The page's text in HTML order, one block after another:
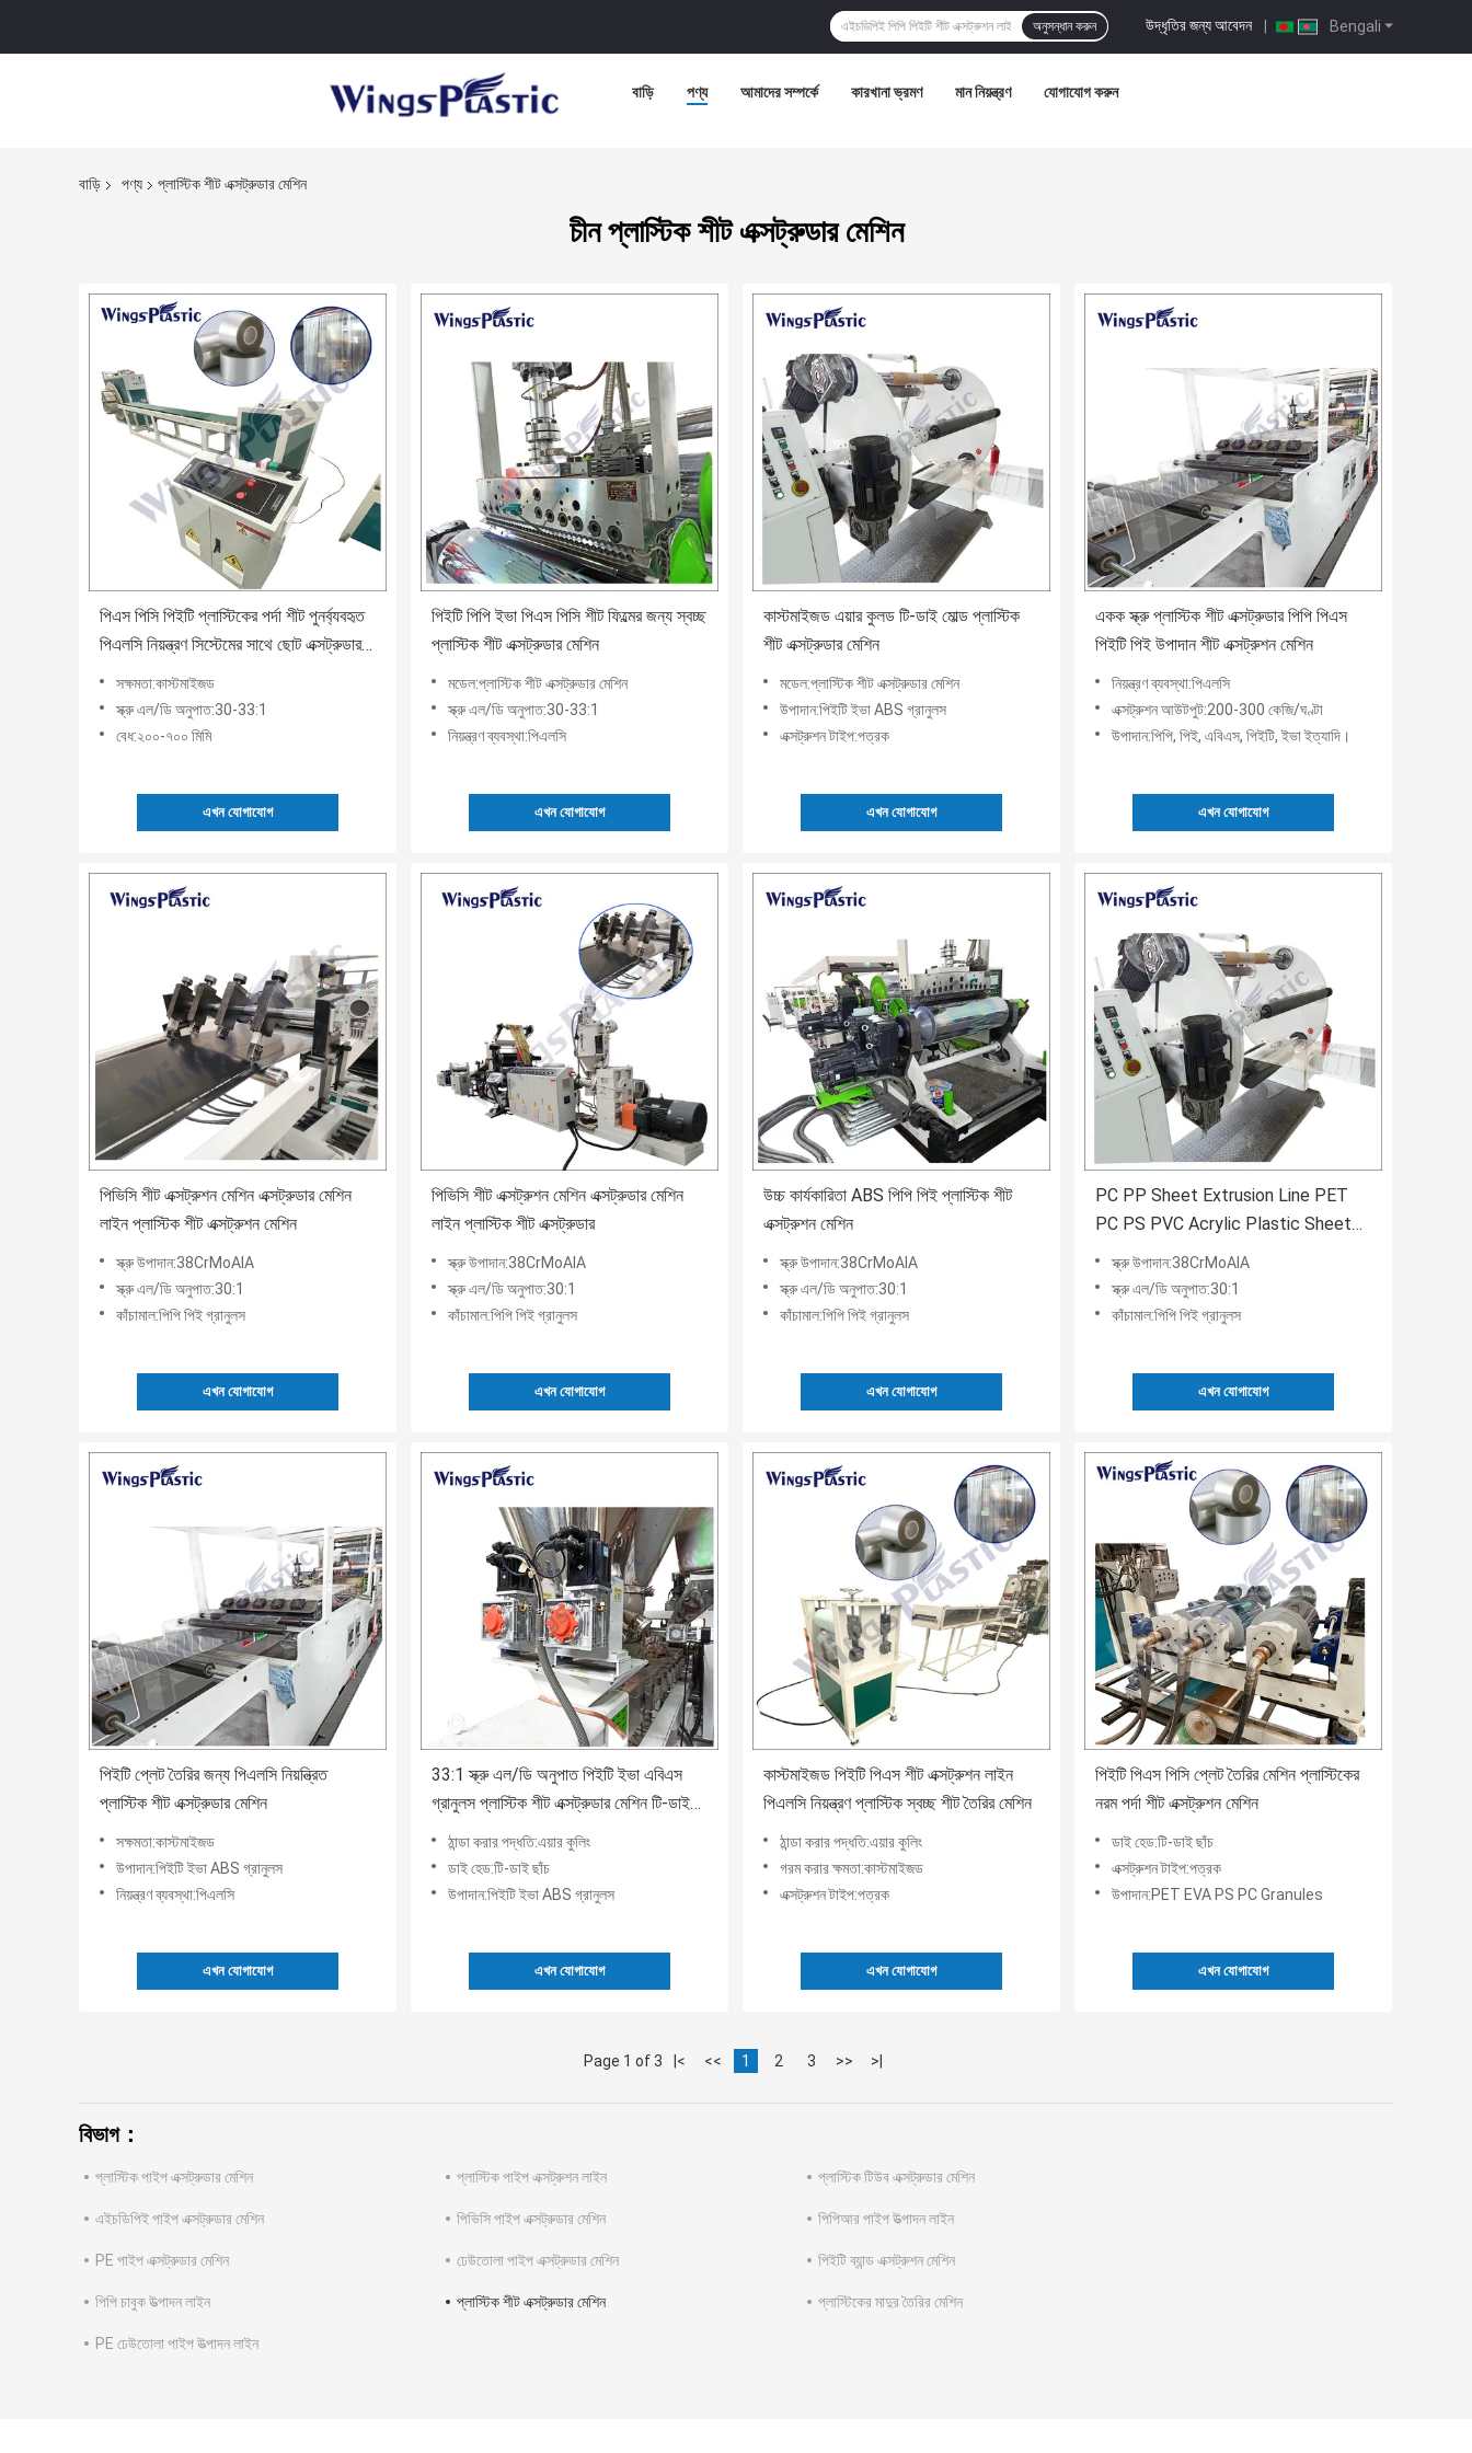
Bengali
উদ্ধৃতির জন্য আবেদন |
অনুসন্ধান করুন
বাড়ি পণ্য আমাদের সম্পর্কে কারখানা ভ্রমণ মান নিয়ন্ত্রণ যোগাযোগ করুন
বাড়ি পণ্য প্লাস্টিক শীট এক্সট্রুডার মেশিন
চীন প্লাস্টিক শীট এক্সট্রুডার মেশিন
পিএস পিসি পিইটি প্লাস্টিকের পর্দা শীট পুনর্ব্যবহৃত
পিএলসি নিয়ন্ত্রণ সিস্টেমের সাথে ছোট এক্সট্রুডার
সক্ষমতা:কাস্টমাইজড
স্ক্রু এল/ডি অনুপাত:30-33:1
বেধ:২০০-৭০০ মিমি
এখন যোগাযোগ
পিইটি পিপি ইভা পিএস পিসি শীট ফিল্মের জন্য স্বচ্ছ
প্লাস্টিক শীট এক্সট্রুডার মেশিন
মডেল:প্লাস্টিক শীট এক্সট্রুডার মেশিন
স্ক্রু এল/ডি অনুপাত:30-33:1
নিয়ন্ত্রণ ব্যবস্থা:পিএলসি
এখন যোগাযোগ
কাস্টমাইজড এয়ার কুলড টি-ডাই মোল্ড প্লাস্টিক
শীট এক্সট্রুডার মেশিন
মডেল:প্লাস্টিক শীট এক্সট্রুডার মেশিন
উপাদান:পিইটি ইভা ABS গ্রানুলস
এক্সট্রুশন টাইপ:পত্রক
এখন যোগাযোগ
একক স্ক্রু প্লাস্টিক শীট এক্সট্রুডার পিপি পিএস
পিইটি পিই উপাদান শীট এক্সট্রুশন মেশিন
নিয়ন্ত্রণ ব্যবস্থা:পিএলসি
এক্সট্রুশন আউটপুট:200-300 কেজি/ঘণ্টা
উপাদান:পিপি, পিই, এবিএস, পিইটি, ইভা ইত্যাদি।
এখন যোগাযোগ
পিভিসি শীট এক্সট্রুশন মেশিন এক্সট্রুডার মেশিন
লাইন প্লাস্টিক শীট এক্সট্রুশন মেশিন
স্ক্রু উপাদান:38CrMoAlA
স্ক্রু এল/ডি অনুপাত:30:1
কাঁচামাল:পিপি পিই গ্রানুলস
এখন যোগাযোগ
পিভিসি শীট এক্সট্রুশন মেশিন এক্সট্রুডার মেশিন
লাইন প্লাস্টিক শীট এক্সট্রুডার
স্ক্রু উপাদান:38CrMoAlA
স্ক্রু এল/ডি অনুপাত:30:1
কাঁচামাল:পিপি পিই গ্রানুলস
এখন যোগাযোগ
উচ্চ কার্যকারিতা ABS পিপি পিই প্লাস্টিক শীট
এক্সট্রুশন মেশিন
স্ক্রু উপাদান:38CrMoAlA
স্ক্রু এল/ডি অনুপাত:30:1
কাঁচামাল:পিপি পিই গ্রানুলস
এখন যোগাযোগ
PC PP Sheet Extrusion Line PET
PC PS PVC Acrylic Plastic Sheet
Board Plate Production Line
Making Machine
স্ক্রু উপাদান:38CrMoAlA
স্ক্রু এল/ডি অনুপাত:30:1
কাঁচামাল:পিপি পিই গ্রানুলস
এখন যোগাযোগ
পিইটি প্লেট তৈরির জন্য পিএলসি নিয়ন্ত্রিত
প্লাস্টিক শীট এক্সট্রুডার মেশিন
সক্ষমতা:কাস্টমাইজড
উপাদান:পিইটি ইভা ABS গ্রানুলস
নিয়ন্ত্রণ ব্যবস্থা:পিএলসি
এখন যোগাযোগ
33:1 স্ক্রু এল/ডি অনুপাত পিইটি ইভা এবিএস
গ্রানুলস প্লাস্টিক শীট এক্সট্রুডার মেশিন টি-ডাই
মোল্ড সহ
ঠান্ডা করার পদ্ধতি:এয়ার কুলিং
ডাই হেড:টি-ডাই ছাঁচ
উপাদান:পিইটি ইভা ABS গ্রানুলস
এখন যোগাযোগ
কাস্টমাইজড পিইটি পিএস শীট এক্সট্রুশন লাইন
পিএলসি নিয়ন্ত্রণ প্লাস্টিক স্বচ্ছ শীট তৈরির মেশিন
ঠান্ডা করার পদ্ধতি:এয়ার কুলিং
গরম করার ক্ষমতা:কাস্টমাইজড
এক্সট্রুশন টাইপ:পত্রক
এখন যোগাযোগ
পিইটি পিএস পিসি প্লেট তৈরির মেশিন প্লাস্টিকের
নরম পর্দা শীট এক্সট্রুশন মেশিন
ডাই হেড:টি-ডাই ছাঁচ
এক্সট্রুশন টাইপ:পত্রক
উপাদান:PET EVA PS PC Granules
এখন যোগাযোগ
Page 1 of 3 |< << 1 2 3 >> >|
বিভাগ：
প্লাস্টিক পাইপ এক্সট্রুডার মেশিন প্লাস্টিক পাইপ এক্সট্রুশন লাইন প্লাস্টিক টিউব এক্সট্রুডার মেশিন
এইচডিপিই পাইপ এক্সট্রুডার মেশিন পিভিসি পাইপ এক্সট্রুডার মেশিন পিপিআর পাইপ উত্পাদন লাইন
PE পাইপ এক্সট্রুডার মেশিন ঢেউতোলা পাইপ এক্সট্রুডার মেশিন পিইটি ব্যান্ড এক্সট্রুশন মেশিন
পিপি চাবুক উত্পাদন লাইন প্লাস্টিক শীট এক্সট্রুডার মেশিন প্লাস্টিকের মাদুর তৈরির মেশিন
PE ঢেউতোলা পাইপ উত্পাদন লাইন